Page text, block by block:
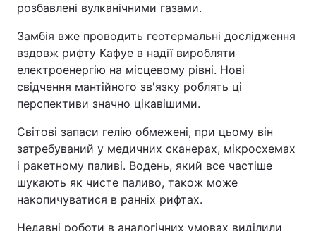
розбавлені вулканічними газами.
Замбія вже проводить геотермальні дослідження
вздовж рифту Кафуе в надії виробляти
електроенергію на місцевому рівні. Нові
свідчення мантійного зв'язку роблять ці
перспективи значно цікавішими.
Світові запаси гелію обмежені, при цьому він
затребуваний у медичних сканерах, мікросхемах
і ракетному паливі. Водень, який все частіше
шукають як чисте паливо, також може
накопичуватися в ранніх рифтах.
Недавні роботи в аналогічних умовах виділили